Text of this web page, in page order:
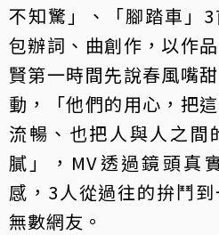
不知驚」、「腳踏車」
包辦詞、曲創作，以作
賢第一時間先說春風嘴
動，「他們的用心，把
流暢、也把人與人之間
膩」，MV透過鏡頭真
感，3人從過往的拚鬥
無數網友。